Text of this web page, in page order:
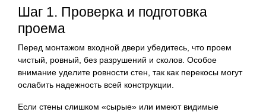
Шаг 1. Проверка и подготовка
проема
Перед монтажом входной двери убедитесь, что проем
чистый, ровный, без разрушений и сколов. Особое
внимание уделите ровности стен, так как перекосы могут
ослабить надежность всей конструкции.
Если стены слишком «сырые» или имеют видимые